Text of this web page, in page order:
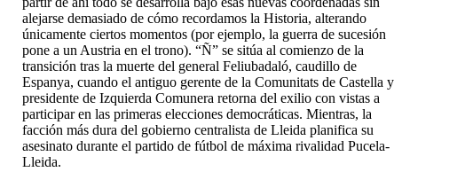
alejarse demasiado de cómo recordamos la Historia, alterando
únicamente ciertos momentos (por ejemplo, la guerra de sucesión
pone a un Austria en el trono). “Ñ” se sitúa al comienzo de la
transición tras la muerte del general Feliubadaló, caudillo de
Espanya, cuando el antiguo gerente de la Comunitats de Castella y
presidente de Izquierda Comunera retorna del exilio con vistas a
participar en las primeras elecciones democráticas. Mientras, la
facción más dura del gobierno centralista de Lleida planifica su
asesinato durante el partido de fútbol de máxima rivalidad Pucela-
Lleida.